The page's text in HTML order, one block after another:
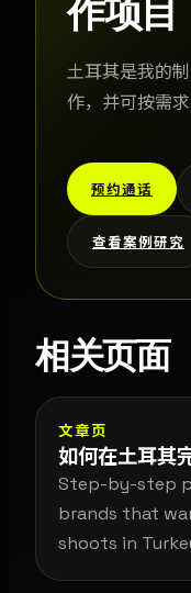
作项目
土耳其是我的
作，并可按需
预约通话
查看案例研究
相关页面
文章页
如何在土耳其
Step-by-step
brands that
shoots in